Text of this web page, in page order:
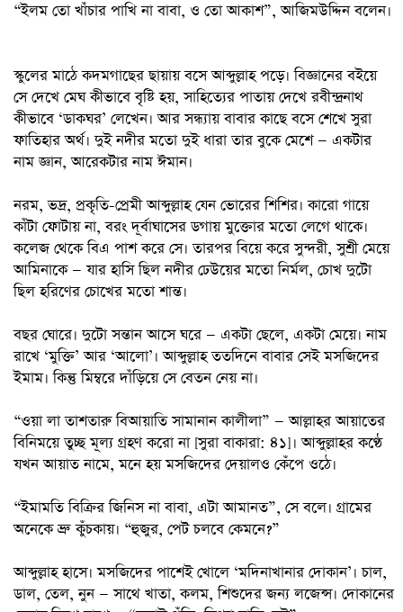
“ইলম তো খাঁচার পাখি না বাবা, ও তো আকাশ”, আজিমউদ্দিন বলেন।
স্কুলের মাঠে কদমগাছের ছায়ায় বসে আব্দুল্লাহ পড়ে। বিজ্ঞানের বইয়ে
সে দেখে মেঘ কীভাবে বৃষ্টি হয়, সাহিত্যের পাতায় দেখে রবীন্দ্রনাথ
কীভাবে ‘ডাকঘর’ লেখেন। আর সন্ধ্যায় বাবার কাছে বসে শেখে সুরা
ফাতিহার অর্থ। দুই নদীর মতো দুই ধারা তার বুকে মেশে — একটার
নাম জ্ঞান, আরেকটার নাম ঈমান।
নরম, ভদ্র, প্রকৃতি-প্রেমী আব্দুল্লাহ যেন ভোরের শিশির। কারো গায়ে
কাঁটা ফোটায় না, বরং দূর্বাঘাসের ডগায় মুক্তোর মতো লেগে থাকে।
কলেজ থেকে বিএ পাশ করে সে। তারপর বিয়ে করে সুন্দরী, সুশ্রী মেয়ে
আমিনাকে — যার হাসি ছিল নদীর ঢেউয়ের মতো নির্মল, চোখ দুটো
ছিল হরিণের চোখের মতো শান্ত।
বছর ঘোরে। দুটো সন্তান আসে ঘরে — একটা ছেলে, একটা মেয়ে। নাম
রাখে ‘মুক্তি’ আর ‘আলো’। আব্দুল্লাহ ততদিনে বাবার সেই মসজিদের
ইমাম। কিন্তু মিম্বরে দাঁড়িয়ে সে বেতন নেয় না।
“ওয়া লা তাশতারু বিআয়াতি সামানান কালীলা” — আল্লাহর আয়াতের
বিনিময়ে তুচ্ছ মূল্য গ্রহণ করো না [সুরা বাকারা: ৪১]। আব্দুল্লাহর কণ্ঠে
যখন আয়াত নামে, মনে হয় মসজিদের দেয়ালও কেঁপে ওঠে।
“ইমামতি বিক্রির জিনিস না বাবা, এটা আমানত”, সে বলে। গ্রামের
অনেকে ভ্রু কুঁচকায়। “হুজুর, পেট চলবে কেমনে?”
আব্দুল্লাহ হাসে। মসজিদের পাশেই খোলে ‘মদিনাখানার দোকান’। চাল,
ডাল, তেল, নুন — সাথে খাতা, কলম, শিশুদের জন্য লজেন্স। দোকানের